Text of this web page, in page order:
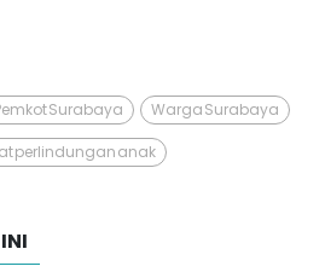
Surabaya Warga Surabaya
perlindungan anak